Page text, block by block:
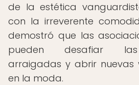
de la estética
con la irreverente
demostró que las
pueden desafiar las
arraigadas y abrir nuevas
en la moda.